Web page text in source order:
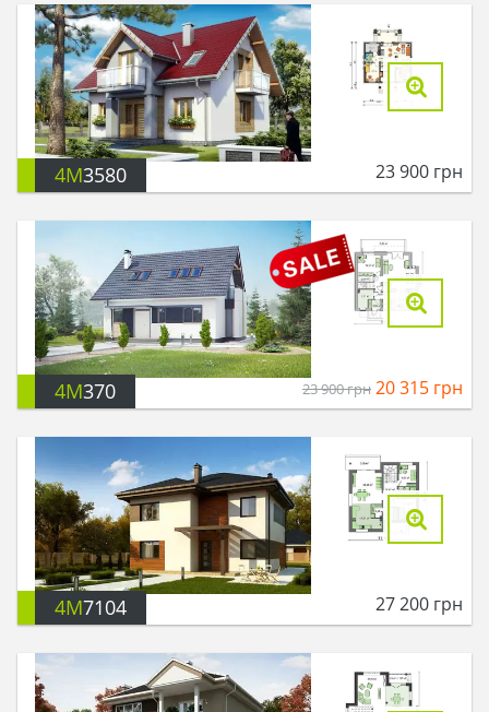
4M3580 23 900 грн
4M370 23 900грн 20 315 грн
4M7104 27 200 грн